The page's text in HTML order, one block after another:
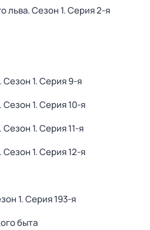
льва. Сезон 1. Серия 2-я
. Сезон 1. Серия 9-я
. Сезон 1. Серия 10-я
. Сезон 1. Серия 11-я
. Сезон 1. Серия 12-я
1. Серия 193-я
быта